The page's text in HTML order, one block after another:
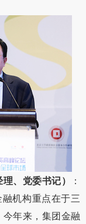
、党委书记）
：
机构重点在于三
年来，集团金融